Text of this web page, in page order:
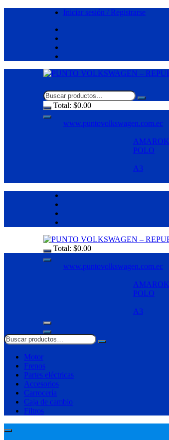
Iniciar sesión / Registrarse
Total: $0.00
www.puntovolkswagen.com.ec
AMAROK
POLO
A3
Total: $0.00
www.puntovolkswagen.com.ec
AMAROK
POLO
A3
Motor
Frenos
Partes eléctricas
Accesorios
Carrocería
Caja de cambio
Filtros